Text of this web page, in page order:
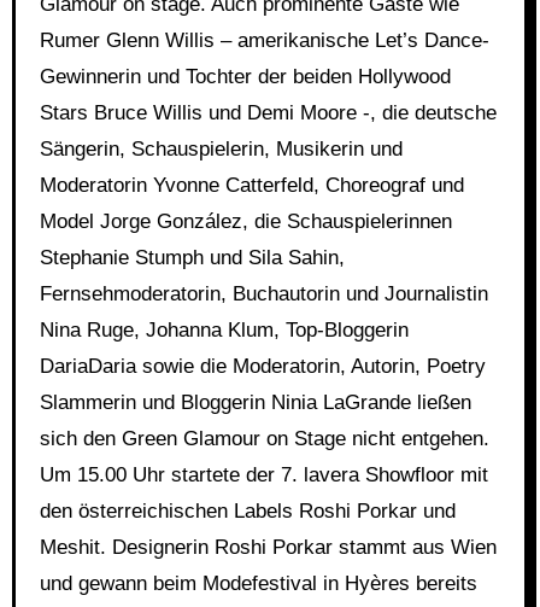
Rumer Glenn Willis – amerikanische Let’s Dance-
Gewinnerin und Tochter der beiden Hollywood
Stars Bruce Willis und Demi Moore -, die deutsche
Sängerin, Schauspielerin, Musikerin und
Moderatorin Yvonne Catterfeld, Choreograf und
Model Jorge González, die Schauspielerinnen
Stephanie Stumph und Sila Sahin,
Fernsehmoderatorin, Buchautorin und Journalistin
Nina Ruge, Johanna Klum, Top-Bloggerin
DariaDaria sowie die Moderatorin, Autorin, Poetry
Slammerin und Bloggerin Ninia LaGrande ließen
sich den Green Glamour on Stage nicht entgehen.
Um 15.00 Uhr startete der 7. lavera Showfloor mit
den österreichischen Labels Roshi Porkar und
Meshit. Designerin Roshi Porkar stammt aus Wien
und gewann beim Modefestival in Hyères bereits